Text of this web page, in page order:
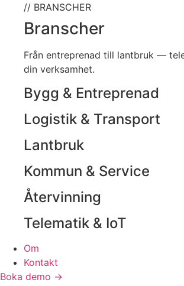
// BRANSCHER
Branscher
Från entreprenad till lantbruk —
din verksamhet.
Bygg & Entreprenad
Logistik & Transport
Lantbruk
Kommun & Service
Återvinning
Telematik & IoT
Om
Kontakt
Boka demo →